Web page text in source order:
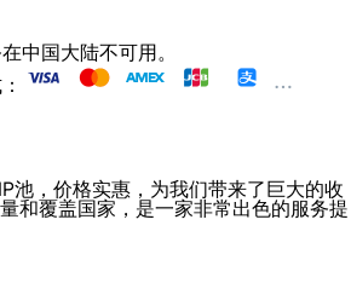
中国大陆不可用。
池，价格实惠，为我们带来了巨大的收
和覆盖国家，是一家非常出色的服务提